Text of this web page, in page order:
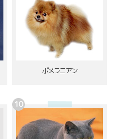
ポメラニアン